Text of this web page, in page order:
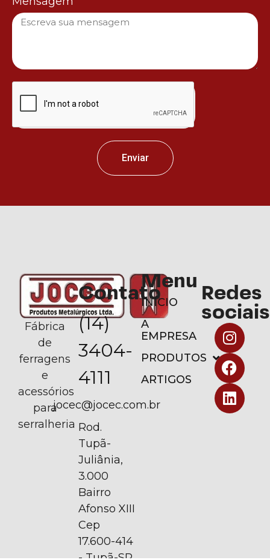
Enviar
Fábrica
de
ferragens
e
acessórios
para
serralheria
Contato
(14)
3404-
4111
jocec@jocec.com.br
Rod.
Tupã-
Juliânia,
3.000
Bairro
Afonso XIII
Cep
17.600-414
Menu
INÍCIO
A
EMPRESA
PRODUTOS
ARTIGOS
Redes
sociais